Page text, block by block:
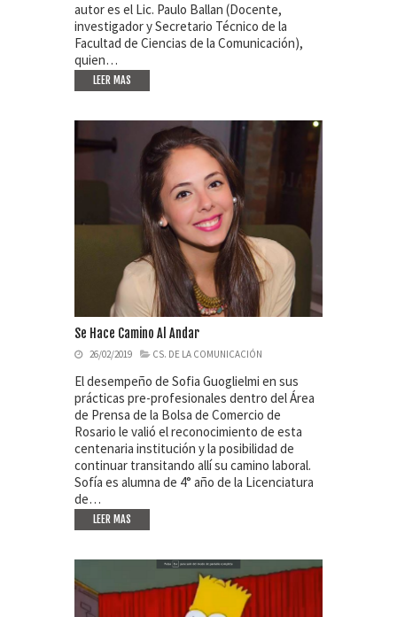
autor es el Lic. Paulo Ballan (Docente,
investigador y Secretario Técnico de la
Facultad de Ciencias de la Comunicación),
quien…
LEER MAS
Se Hace Camino Al Andar
26/02/2019 CS. DE LA COMUNICACIÓN
El desempeño de Sofia Guoglielmi en sus
prácticas pre-profesionales dentro del Área
de Prensa de la Bolsa de Comercio de
Rosario le valió el reconocimiento de esta
centenaria institución y la posibilidad de
continuar transitando allí su camino laboral.
Sofía es alumna de 4° año de la Licenciatura
de…
LEER MAS